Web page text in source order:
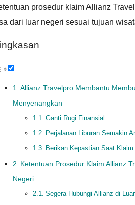
prosedur klaim Allianz
dari luar negeri sesuai tujuan
Allianz Travelpro Membantu
Menyenangkan
Ganti Rugi Finansial
Perjalanan Liburan Semakin
Berikan Kepastian Saat Klaim
Ketentuan Prosedur Klaim Allianz
Negeri
Segera Hubungi Allianz di